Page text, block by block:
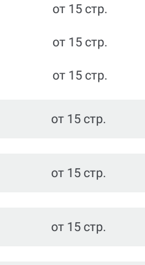
от 15 стр.
от 15 стр.
от 15 стр.
от 15 стр.
от 15 стр.
от 15 стр.
от 15 стр.